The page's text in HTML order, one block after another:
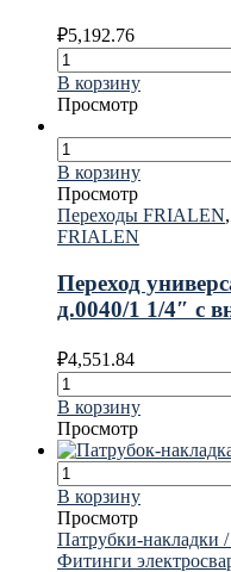
₽5,192.76
В корзину
Просмотр
В корзину
Просмотр
Переходы FRIALEN,
FRIALEN
Переход
д.0040/1 1/4″ с
₽4,551.84
В корзину
Просмотр
В корзину
Просмотр
Патрубки-накладки
Фитинги